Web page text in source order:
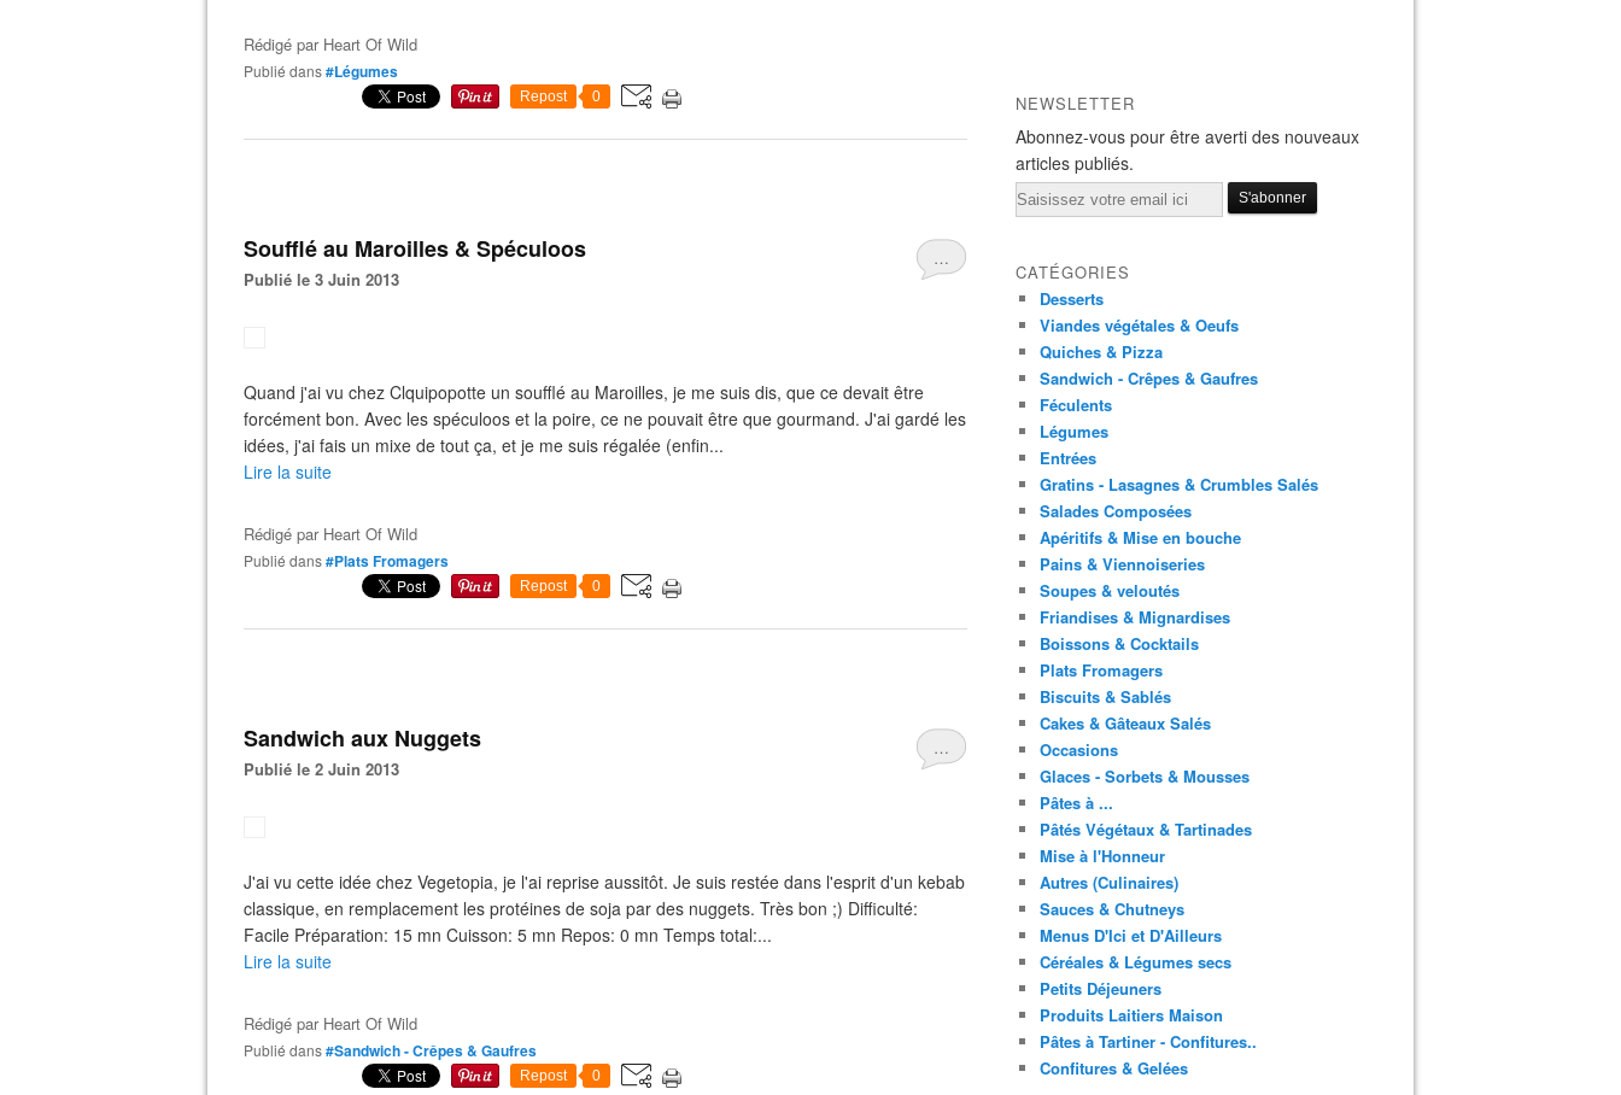
Rédigé par Heart Of Wild
Publié dans#Légumes
Repost 0
…
Soufflé au Maroilles & Spéculoos
Publié le 3 Juin 2013
Quand j'ai vu chez Clquipopotte un soufflé au Maroilles, je me suis dis, que ce devait être
forcément bon. Avec les spéculoos et la poire, ce ne pouvait être que gourmand. J'ai gardé les
idées, j'ai fais un mixe de tout ça, et je me suis régalée (enfin...
Lire la suite
Rédigé par Heart Of Wild
Publié dans#Plats Fromagers
Repost 0
…
Sandwich aux Nuggets
Publié le 2 Juin 2013
J'ai vu cette idée chez Vegetopia, je l'ai reprise aussitôt. Je suis restée dans l'esprit d'un kebab
classique, en remplacement les protéines de soja par des nuggets. Très bon ;) Difficulté:
Facile Préparation: 15 mn Cuisson: 5 mn Repos: 0 mn Temps total:...
Lire la suite
Rédigé par Heart Of Wild
Publié dans#Sandwich - Crêpes & Gaufres
Repost 0
NEWSLETTER
Abonnez-vous pour être averti des nouveaux
articles publiés.
Email
CATÉGORIES
Desserts
Viandes végétales & Oeufs
Quiches & Pizza
Sandwich - Crêpes & Gaufres
Féculents
Légumes
Entrées
Gratins - Lasagnes & Crumbles Salés
Salades Composées
Apéritifs & Mise en bouche
Pains & Viennoiseries
Soupes & veloutés
Friandises & Mignardises
Boissons & Cocktails
Plats Fromagers
Biscuits & Sablés
Cakes & Gâteaux Salés
Occasions
Glaces - Sorbets & Mousses
Pâtes à ...
Pâtés Végétaux & Tartinades
Mise à l'Honneur
Autres (Culinaires)
Sauces & Chutneys
Menus D'Ici et D'Ailleurs
Céréales & Légumes secs
Petits Déjeuners
Produits Laitiers Maison
Pâtes à Tartiner - Confitures..
Confitures & Gelées